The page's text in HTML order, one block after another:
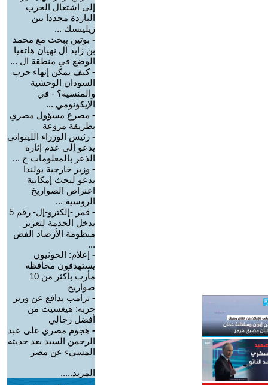
إلى اشتعال الحرب
الباردة مجددا بين
زيلينسك ...
- بوتين يبحث مع محمد
بن زايد آل نهيان هاتفيا
الوضع في منطقة ال ...
-كيف يمكن إنهاء حرب
السودان الوحشية
والمنسية؟ - في
الإيكونومي ...
- مصرع مسؤول مصري
بطريقة مروعة
- رئيس الوزراء الليتواني
يدعو إلى عدم إثارة
الذعر بالمعلومات ح ...
- وزير خارجية بولندا
يدعو لبحث إمكانية
اعتراض الصواريخ
الروسية ...
-
قمر -إلكترو-إل- رقم 5
يدخل الخدمة لتعزيز
منظومة الأرصاد الفض
...
- إعلام: الحوثيون
يستهدفون محافظة
مأرب بأكثر من 10
صواريخ
- ترامب يدافع عن وزير
حربه: هيغسيث من
أفضل رجالي
- هجوم مصري على عبد
الرحمن السيد بعد حديثه
المسيء عن مصر
المزيد.....